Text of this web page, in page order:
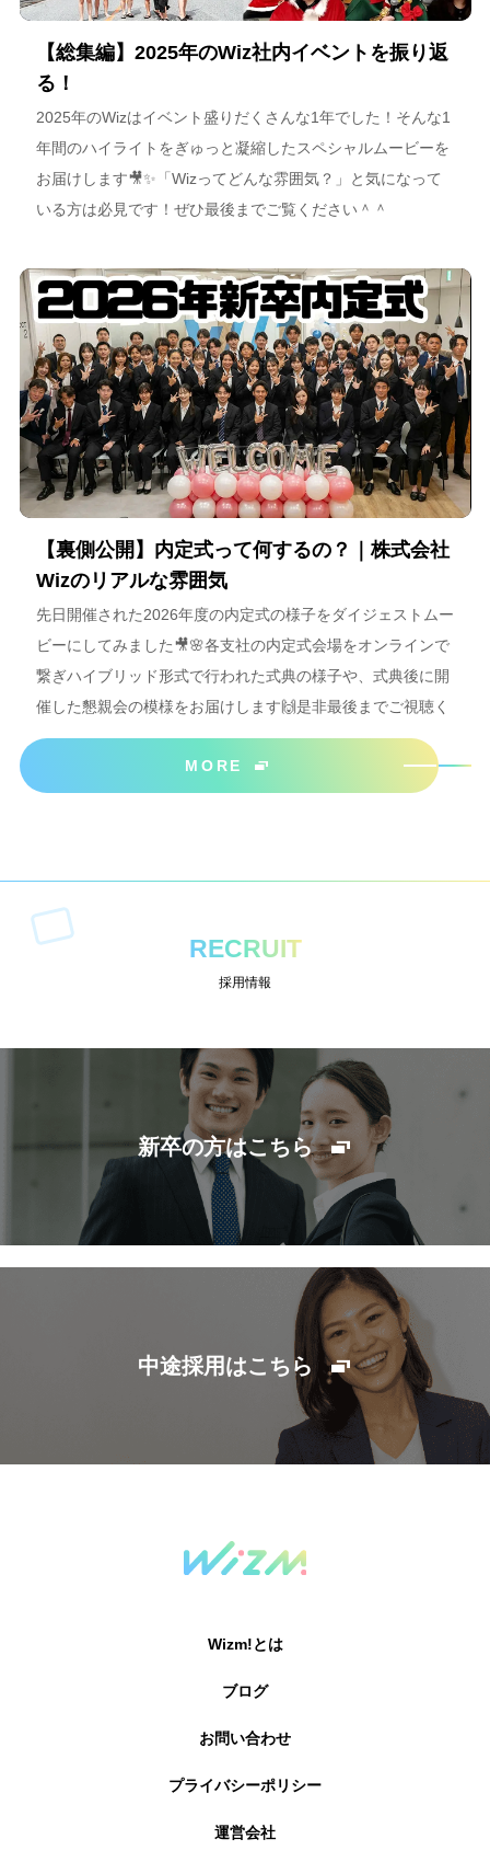
【総集編】2025年のWiz社内イベントを振り返
る！
2025年のWizはイベント盛りだくさんな1年でした！そんな1
年間のハイライトをぎゅっと凝縮したスペシャルムービーを
お届けします🎥✨「Wizってどんな雰囲気？」と気になって
いる方は必見です！ぜひ最後までご覧ください＾＾
【裏側公開】内定式って何するの？｜株式会社
Wizのリアルな雰囲気
先日開催された2026年度の内定式の様子をダイジェストムー
ビーにしてみました🎥🌸各支社の内定式会場をオンラインで
繋ぎハイブリッド形式で行われた式典の様子や、式典後に開
催した懇親会の模様をお届けします🙌是非最後までご視聴く
ださいね＾＾
MORE
RECRUIT
採用情報
新卒の方はこちら
中途採用はこちら
Wizm!とは
ブログ
お問い合わせ
プライバシーポリシー
運営会社